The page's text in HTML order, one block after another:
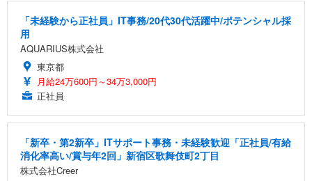
「未経験から正社員」IT事務/20代30代活躍中/ポテンシャル採
用
AQUARIUS株式会社
東京都
月給24万600円～34万3,000円
正社員
「新卒・第2新卒」ITサポート事務・未経験歓迎「正社員/有給
消化率高い/賞与年2回」新宿区歌舞伎町2丁目
株式会社Creer